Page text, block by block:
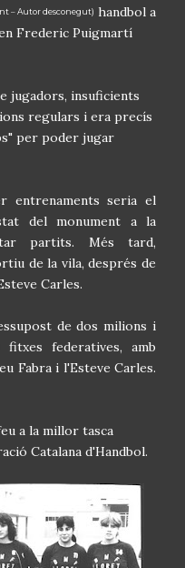
– Autor desconegut) handbol a
Frederic Puigmartí
jugadors, insuficients
regulars i era precís
per poder jugar
seria el
del monument a la
partits. Més tard,
de la vila, després de
Carles.
de dos milions i
federatives, amb
Fabra i l'Esteve Carles.
a la millor tasca
Catalana d'Handbol.